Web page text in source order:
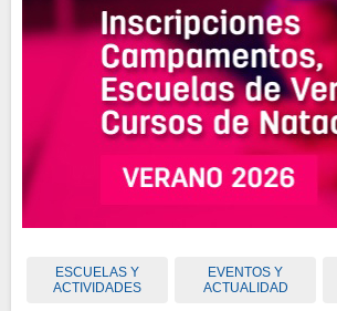
ESCUELAS Y
ACTIVIDADES
EVENTOS Y
ACTUALIDAD